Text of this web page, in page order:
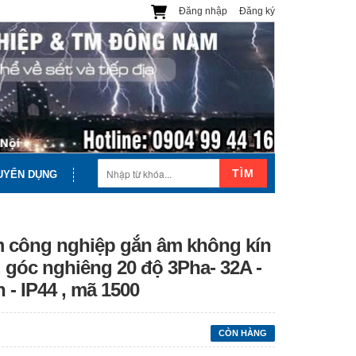
Đăng ký
Đăng nhập
DỤNG TÌM
công nghiệp gắn âm không kín
nghiêng 20 độ 3Pha- 32A -
- IP44 , mã 1500
CÒN HÀNG